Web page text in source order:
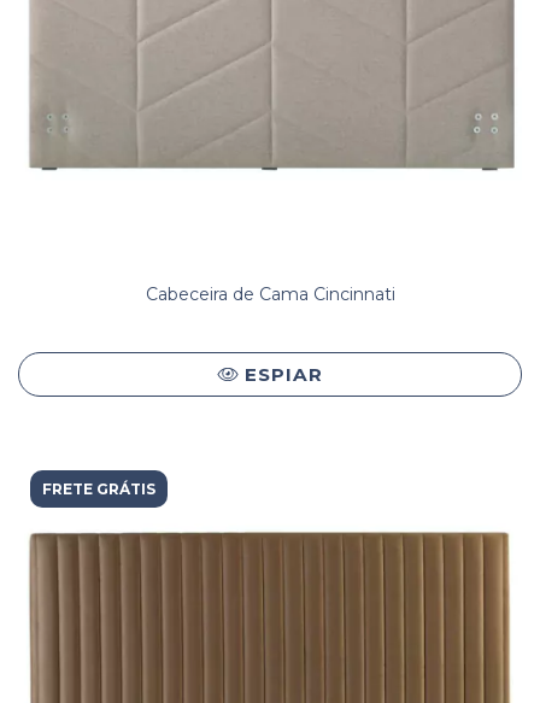
Cabeceira de Cama Cincinnati
ESPIAR
FRETE GRÁTIS